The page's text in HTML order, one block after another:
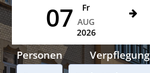
07
Fr
AUG
2026
Personen Verpflegung